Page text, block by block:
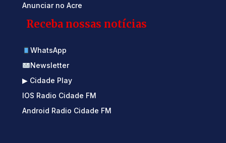
Anunciar no Acre
Receba nossas notícias
WhatsApp
Newsletter
▶ Cidade Play
IOS Radio Cidade FM
Android Radio Cidade FM